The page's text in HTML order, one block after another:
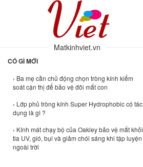
Matkinhviet.vn
CÓ GÌ MỚI
› Ba mẹ cần chủ động chọn tròng kính kiểm
soát cận thị để bảo vệ đôi mắt con
› Lớp phủ tròng kính Super Hydrophobic có tác
dụng là gì ?
› Kính mát chạy bộ của Oakley bảo vệ mắt khỏi
tia UV, gió, bụi và giảm chói sáng khi tập luyện
ngoài trời